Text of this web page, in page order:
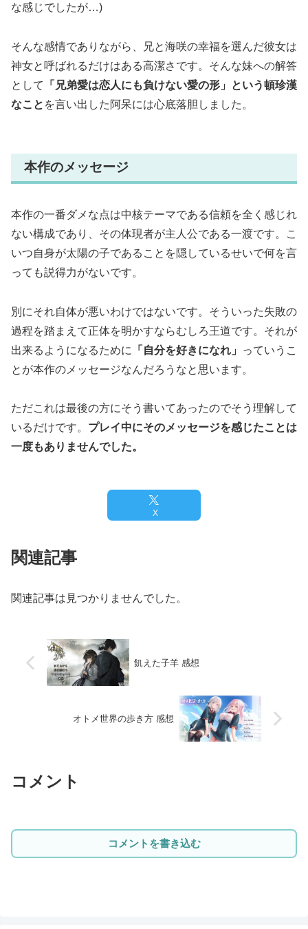
な感じでしたが…)
そんな感情でありながら、兄と海咲の幸福を選んだ彼女は
神女と呼ばれるだけはある高潔さです。そんな妹への解答
として
「兄弟愛は恋人にも負けない愛の形」という頓珍漢
なこと を言い出した阿呆には心底落胆しました。
本作のメッセージ
本作の一番ダメな点は中核テーマである信頼を全く感じれ
ない構成であり、その体現者が主人公である一渡です。こ
いつ自身が太陽の子であることを隠しているせいで何を言
っても説得力がないです。
別にそれ自体が悪いわけではないです。そういった失敗の
過程を踏まえて正体を明かすならむしろ王道です。それが
出来るようになるために
「自分を好きになれ」
っていうこ
とが本作のメッセージなんだろうなと思います。
ただこれは最後の方にそう書いてあったのでそう理解して
いるだけです。 プレイ中にそのメッセージを感じたことは
一度もありませんでした。
X
関連記事
関連記事は見つかりませんでした。
飢えた子羊 感想
オトメ世界の歩き方 感想
コメント
コメントを書き込む